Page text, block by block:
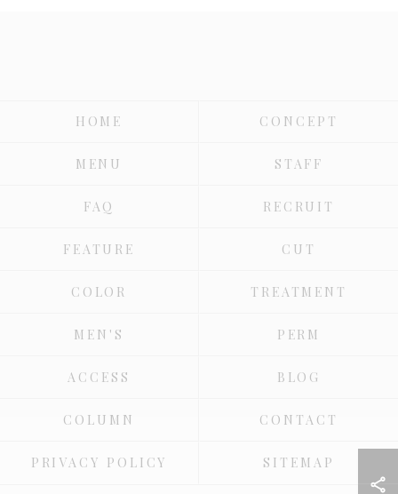
HOME CONCEPT
MENU STAFF
FAQ RECRUIT
FEATURE CUT
COLOR TREATMENT
MEN'S PERM
ACCESS BLOG
COLUMN CONTACT
PRIVACY POLICY SITEMAP